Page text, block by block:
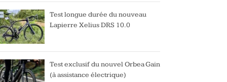
Test longue durée du nouveau
Lapierre Xelius DRS 10.0
Test exclusif du nouvel Orbea Gain
(à assistance électrique)